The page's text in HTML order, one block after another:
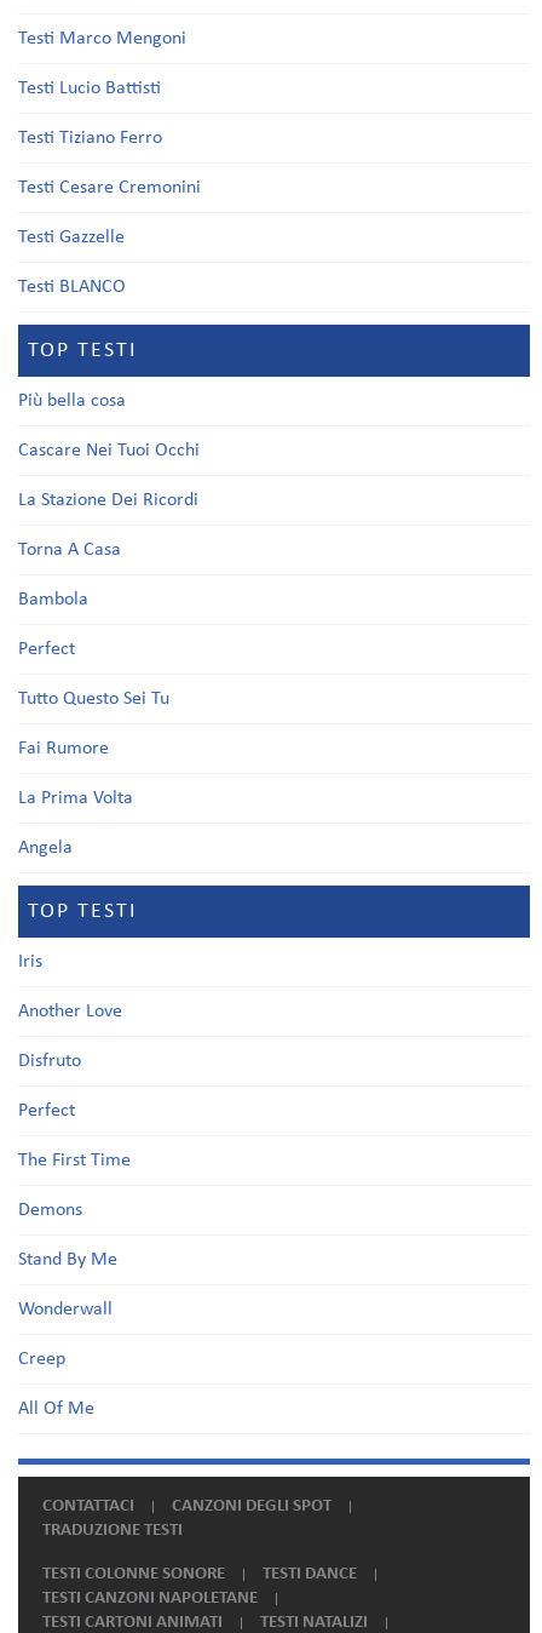
Testi Marco Mengoni
Testi Lucio Battisti
Testi Tiziano Ferro
Testi Cesare Cremonini
Testi Gazzelle
Testi BLANCO
TOP TESTI
Più bella cosa
Cascare Nei Tuoi Occhi
La Stazione Dei Ricordi
Torna A Casa
Bambola
Perfect
Tutto Questo Sei Tu
Fai Rumore
La Prima Volta
Angela
TOP TESTI
Iris
Another Love
Disfruto
Perfect
The First Time
Demons
Stand By Me
Wonderwall
Creep
All Of Me
CONTATTACI
CANZONI DEGLI SPOT
TRADUZIONE TESTI
TESTI COLONNE SONORE
TESTI DANCE
TESTI CANZONI NAPOLETANE
TESTI CARTONI ANIMATI
TESTI NATALIZI